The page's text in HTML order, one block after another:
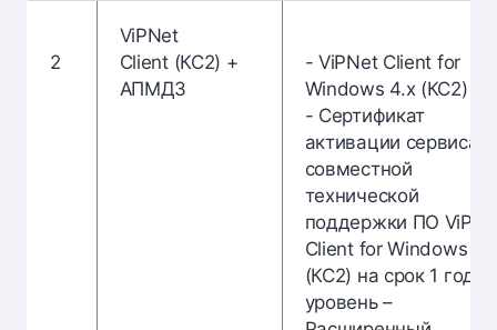
2
ViPNet
Client (КС2) +
АПМДЗ
- ViPNet Client for
Windows 4.х (КС2)
- Сертификат
активации сервиса
совместной
технической
поддержки ПО
Client for Windows
(КС2) на срок 1 год,
уровень –